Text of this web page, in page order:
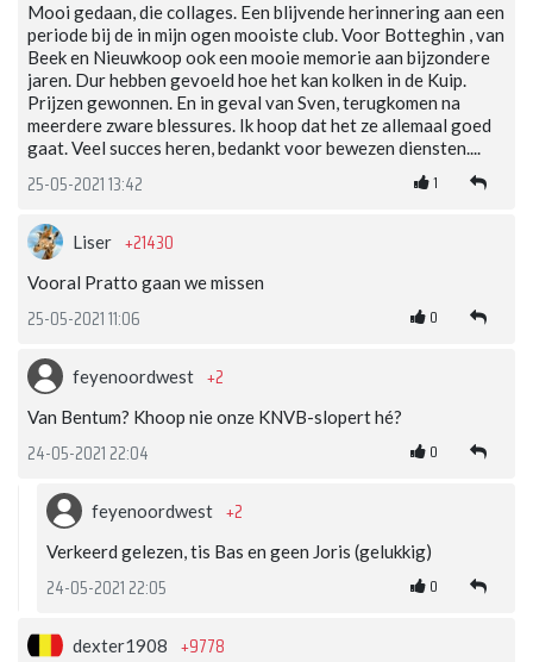
Mooi gedaan, die collages. Een blijvende herinnering aan een
periode bij de in mijn ogen mooiste club. Voor Botteghin , van
Beek en Nieuwkoop ook een mooie memorie aan bijzondere
jaren. Dur hebben gevoeld hoe het kan kolken in de Kuip.
Prijzen gewonnen. En in geval van Sven, terugkomen na
meerdere zware blessures. Ik hoop dat het ze allemaal goed
gaat. Veel succes heren, bedankt voor bewezen diensten....
25-05-2021 13:42 1
Liser +21430
Vooral Pratto gaan we missen
25-05-2021 11:06 0
feyenoordwest +2
Van Bentum? Khoop nie onze KNVB-slopert hé?
24-05-2021 22:04 0
feyenoordwest +2
Verkeerd gelezen, tis Bas en geen Joris (gelukkig)
24-05-2021 22:05 0
dexter1908 +9778